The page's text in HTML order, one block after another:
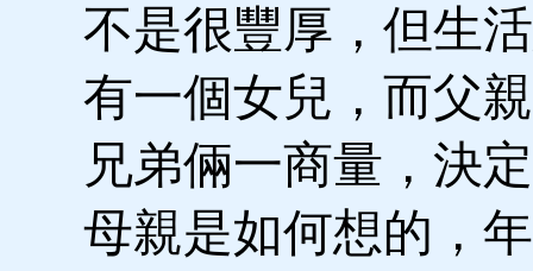
不是很豐厚，但生
有一個女兒，而父
兄弟倆一商量，決
母親是如何想的，